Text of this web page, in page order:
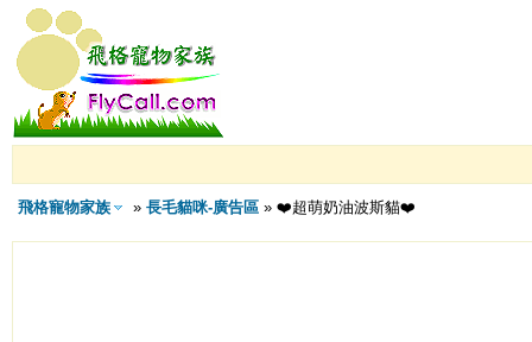
飛格寵物家族 » 長毛貓咪-廣告區» ❤️超萌奶油波斯貓❤️